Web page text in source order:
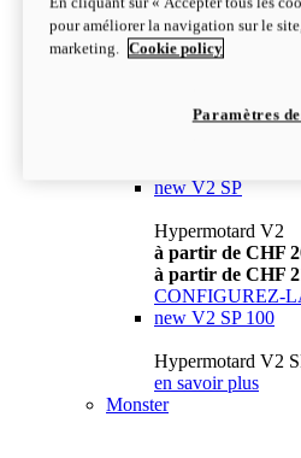
à partir de CHF
CONFIGUREZ-
newV2
à partir de CHF
à partir de CHF
new V2 SP
Hypermotard V2
à partir de CHF
à partir de CHF
CONFIGUREZ-
new V2 SP 100
Hypermotard V2
en savoir plus
Monster
pour améliorer la navigation sur le
marketing.
Cookie policy
Paramètres